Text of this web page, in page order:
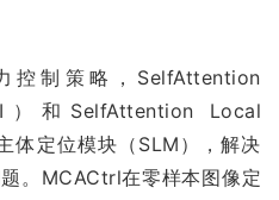
控制策略，SelfAttention
）和SelfAttention Local
体定位模块（SLM），解决
。MCACtrl在零样本图像定